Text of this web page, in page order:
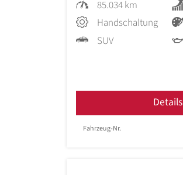
85.034 km
Handschaltung
SUV
Details
Fahrzeug-Nr.